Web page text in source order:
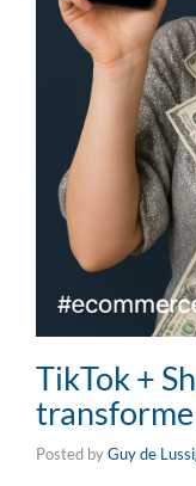
TikTok +
transforme
Posted byGuy de